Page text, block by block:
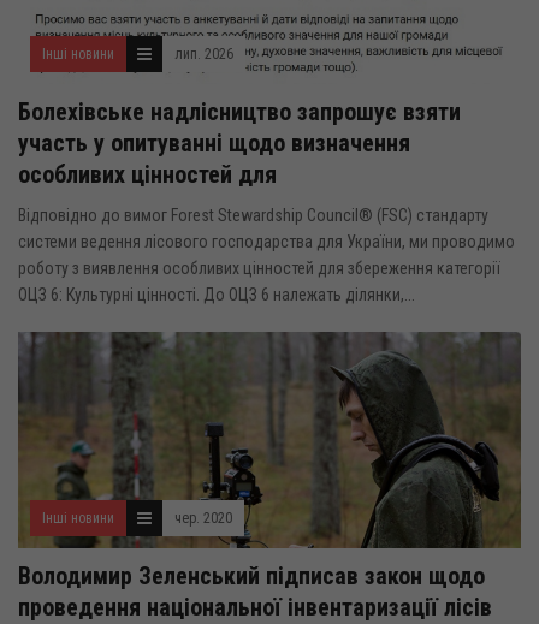
Інші новини лип. 2026
Болехівське надлісництво запрошує взяти
участь у опитуванні щодо визначення
особливих цінностей для
Відповідно до вимог Forest Stewardship Council® (FSC) стандарту
системи ведення лісового господарства для України, ми проводимо
роботу з виявлення особливих цінностей для збереження категорії
ОЦЗ 6: Культурні цінності. До ОЦЗ 6 належать ділянки,...
Інші новини чер. 2020
Володимир Зеленський підписав закон щодо
проведення національної інвентаризації лісів